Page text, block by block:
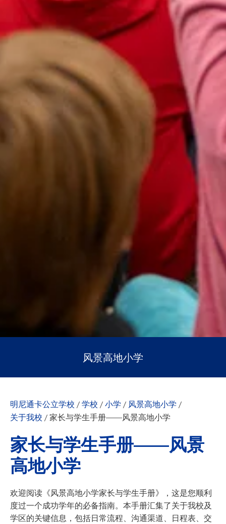
风景高地小学
明尼通卡公立学校 /学校 /小学 / 风景高地小学 /
关于我校 /家长与学生手册——风景高地小学
家长与学生手册——风景
高地小学
欢迎阅读《风景高地小学家长与学生手册》，这是您顺利
度过一个成功学年的必备指南。本手册汇集了关于我校及
学区的关键信息，包括日常流程、沟通渠道、日程表、交